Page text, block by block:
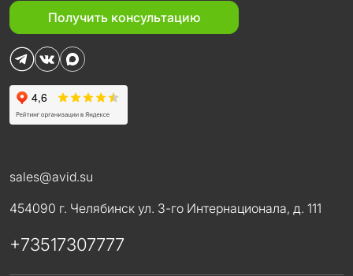
Получить консультацию
sales@avid.su
454090 г. Челябинск ул. 3-го Интернационала, д. 111
+73517307777